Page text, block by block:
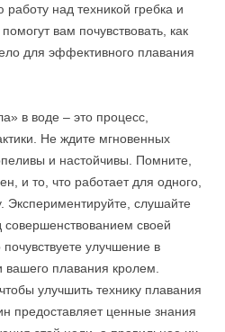
над техникой гребка и
вам почувствовать, как
для эффективного плавания
в воде – это процесс,
Не ждите мгновенных
и настойчивы. Помните,
и то, что работает для одного,
Экспериментируйте, слушайте
совершенствованием своей
улучшение в
вашего плавания кролем.
улучшить технику плавания
предоставляет ценные знания